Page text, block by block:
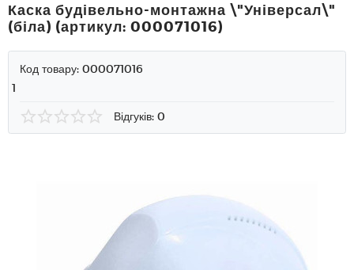
Каска будівельно-монтажна \"Універсал\"
(біла) (артикул: 000071016)
Код товару: 000071016
1
Відгуків: 0